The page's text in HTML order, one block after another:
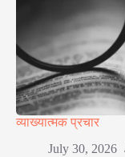
व्याख्यात्मक प्रचार
July 30, 2026